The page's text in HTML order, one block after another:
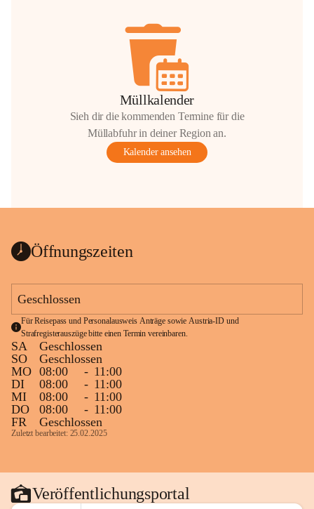
Müllkalender
Sieh dir die kommenden Termine für die
Müllabfuhr in deiner Region an.
Kalender ansehen
Öffnungszeiten
Geschlossen
Für Reisepass und Personalausweis Anträge sowie Austria-ID und
Strafregisterauszüge bitte einen Termin vereinbaren.
SA
Geschlossen
SO
Geschlossen
MO 08:00 - 11:00
DI
08:00 - 11:00
MI
08:00 - 11:00
DO
08:00 - 11:00
FR
Geschlossen
Zuletzt bearbeitet: 25.02.2025
Veröffentlichungsportal